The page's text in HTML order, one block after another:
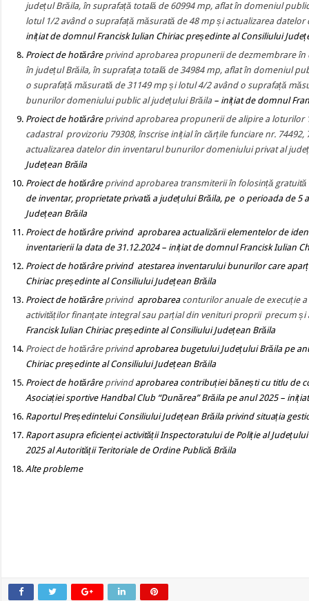
județul Brăila, în suprafață totală de 60994 mp, aflat în domeniul
lotul 1/2 având o suprafață măsurată de 48 mp și actualizarea
inițiat de domnul Francisk Iulian Chiriac președinte al Consiliului
Proiect de hotărâre privind aprobarea propunerii de dezmembrare în
în județul Brăila, în suprafața totală de 34984 mp, aflat în domeniul
o suprafață măsurată de 31149 mp și lotul 4/2 având o suprafață
bunurilor domeniului public al județului Brăila – inițiat de domnul
Proiect de hotărâre privind aprobarea propunerii de alipire a loturilor
cadastral provizoriu 79308, înscrise inițial în cărțile funciare nr.
actualizarea datelor din inventarul bunurilor domeniului privat al
Județean Brăila
Proiect de hotărâre privind aprobarea transmiterii în folosință
de inventar, proprietate privată a județului Brăila, pe o perioada de 5
Județean Brăila
Proiect de hotărâre privind aprobarea actualizării elementelor de
inventarierii la data de 31.12.2024 – inițiat de domnul Francisk Iulian
Proiect de hotărâre privind atestarea inventarului bunurilor care
Chiriac președinte al Consiliului Județean Brăila
Proiect de hotărâre privind aprobarea conturilor anuale de execuție
activităților finanțate integral sau parțial din venituri proprii precum și
Francisk Iulian Chiriac președinte al Consiliului Județean Brăila
Proiect de hotărâre privind aprobarea bugetului Județului Brăila pe
Chiriac președinte al Consiliului Județean Brăila
Proiect de hotărâre privind aprobarea contribuției bănești cu titlu de
Asociației sportive Handbal Club “Dunărea” Brăila pe anul 2025 –
Raportul Președintelui Consiliului Județean Brăila privind situația
Raport asupra eficienței activității Inspectoratului de Poliție al
2025 al Autorității Teritoriale de Ordine Publică Brăila
Alte probleme